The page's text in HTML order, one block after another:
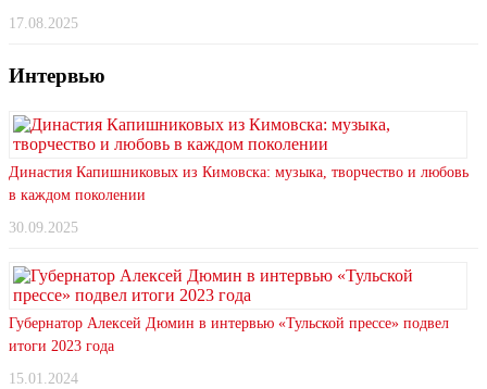
17.08.2025
Интервью
Династия Капишниковых из Кимовска: музыка, творчество и любовь
в каждом поколении
30.09.2025
Губернатор Алексей Дюмин в интервью «Тульской прессе» подвел
итоги 2023 года
15.01.2024